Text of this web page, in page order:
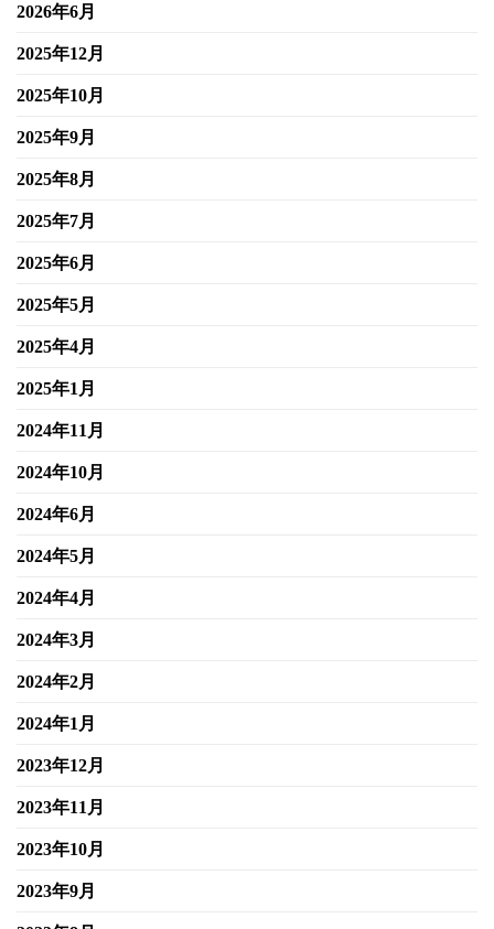
2026年6月
2025年12月
2025年10月
2025年9月
2025年8月
2025年7月
2025年6月
2025年5月
2025年4月
2025年1月
2024年11月
2024年10月
2024年6月
2024年5月
2024年4月
2024年3月
2024年2月
2024年1月
2023年12月
2023年11月
2023年10月
2023年9月